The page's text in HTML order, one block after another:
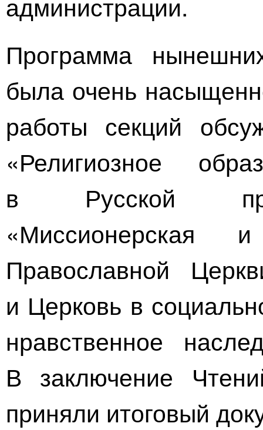
Программа
была очень
работы секций
«Религиозное
в Русской
«Миссионерская
Православной
и Церковь в
нравственное
В заключение
приняли итоговый